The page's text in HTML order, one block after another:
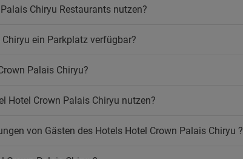
Chiryu Restaurants nutzen?
ein Parkplatz verfügbar?
Palais Chiryu?
Hotel Crown Palais Chiryu nutzen?
von Gästen des Hotels Hotel Crown Palais Chiryu ?